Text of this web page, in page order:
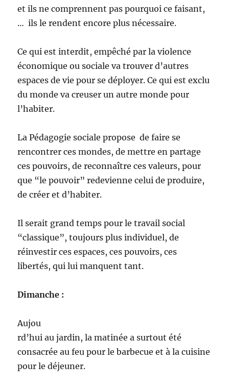
et ils ne comprennent pas pourquoi ce faisant,
… ils le rendent encore plus nécessaire.
Ce qui est interdit, empêché par la violence
économique ou sociale va trouver d’autres
espaces de vie pour se déployer. Ce qui est exclu
du monde va creuser un autre monde pour
l’habiter.
La Pédagogie sociale propose de faire se
rencontrer ces mondes, de mettre en partage
ces pouvoirs, de reconnaître ces valeurs, pour
que “le pouvoir” redevienne celui de produire,
de créer et d’habiter.
Il serait grand temps pour le travail social
“classique”, toujours plus individuel, de
réinvestir ces espaces, ces pouvoirs, ces
libertés, qui lui manquent tant.
Dimanche :
Aujou
rd’hui au jardin, la matinée a surtout été
consacrée au feu pour le barbecue et à la cuisine
pour le déjeuner.